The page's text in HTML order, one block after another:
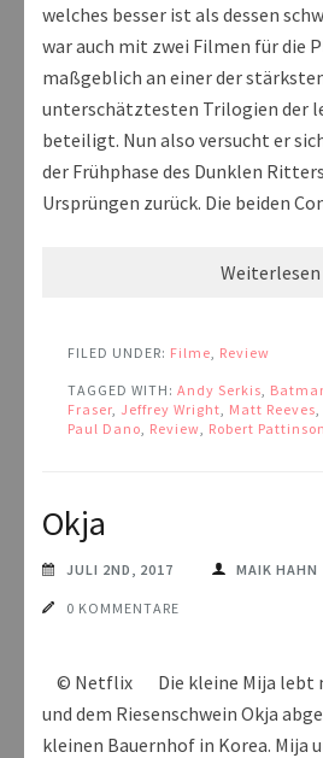
welches besser ist als dessen
war auch mit zwei Filmen für die
maßgeblich an einer der
unterschätztesten Trilogien der
beteiligt. Nun also versucht er
der Frühphase des Dunklen
Ursprüngen zurück. Die beiden
Weiterlesen
FILED UNDER: Filme Review
TAGGED WITH: Andy Serkis
Fraser Jeffrey Wright Matt Reeves
Paul Dano Review Robert Pattinson
Okja
JULI 2ND, 2017 MAIK HAHN
0 KOMMENTARE
© Netflix Die kleine Mija lebt
und dem Riesenschwein Okja
kleinen Bauernhof in Korea. Mija